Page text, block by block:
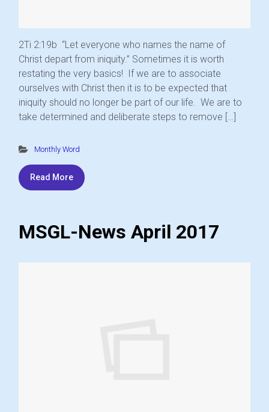
2Ti 2:19b “Let everyone who names the name of
Christ depart from iniquity.” Sometimes it is worth
restating the very basics! If we are to associate
ourselves with Christ then it is to be expected that
iniquity should no longer be part of our life. We are to
take determined and deliberate steps to remove […]
Monthly Word
Read More
MSGL-News April 2017